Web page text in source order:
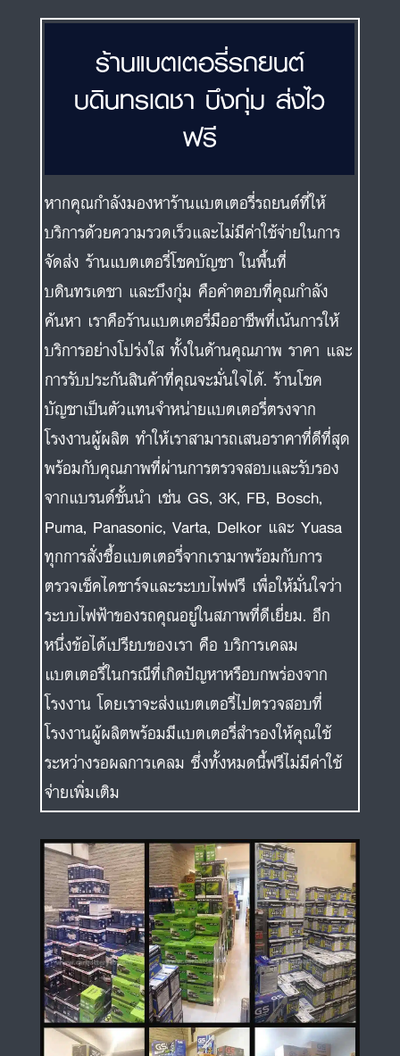
ร้านแบตเตอรี่รถยนต์
บดินทรเดชา บึงกุ่ม ส่งไว
ฟรี
หากคุณกำลังมองหาร้านแบตเตอรี่รถยนต์ที่ให้
บริการด้วยความรวดเร็วและไม่มีค่าใช้จ่ายในการ
จัดส่ง ร้านแบตเตอรี่โชคบัญชา ในพื้นที่
บดินทรเดชา และบึงกุ่ม คือคำตอบที่คุณกำลัง
ค้นหา เราคือร้านแบตเตอรี่มืออาชีพที่เน้นการให้
บริการอย่างโปร่งใส ทั้งในด้านคุณภาพ ราคา และ
การรับประกันสินค้าที่คุณจะมั่นใจได้. ร้านโชค
บัญชาเป็นตัวแทนจำหน่ายแบตเตอรี่ตรงจาก
โรงงานผู้ผลิต ทำให้เราสามารถเสนอราคาที่ดีที่สุด
พร้อมกับคุณภาพที่ผ่านการตรวจสอบและรับรอง
จากแบรนด์ชั้นนำ เช่น GS, 3K, FB, Bosch,
Puma, Panasonic, Varta, Delkor และ Yuasa
ทุกการสั่งซื้อแบตเตอรี่จากเรามาพร้อมกับการ
ตรวจเช็คไดชาร์จและระบบไฟฟรี เพื่อให้มั่นใจว่า
ระบบไฟฟ้าของรถคุณอยู่ในสภาพที่ดีเยี่ยม. อีก
หนึ่งข้อได้เปรียบของเรา คือ บริการเคลม
แบตเตอรี่ในกรณีที่เกิดปัญหาหรือบกพร่องจาก
โรงงาน โดยเราจะส่งแบตเตอรี่ไปตรวจสอบที่
โรงงานผู้ผลิตพร้อมมีแบตเตอรี่สำรองให้คุณใช้
ระหว่างรอผลการเคลม ซึ่งทั้งหมดนี้ฟรีไม่มีค่าใช้
จ่ายเพิ่มเติม